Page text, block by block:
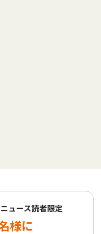
ュース読者限定
様に